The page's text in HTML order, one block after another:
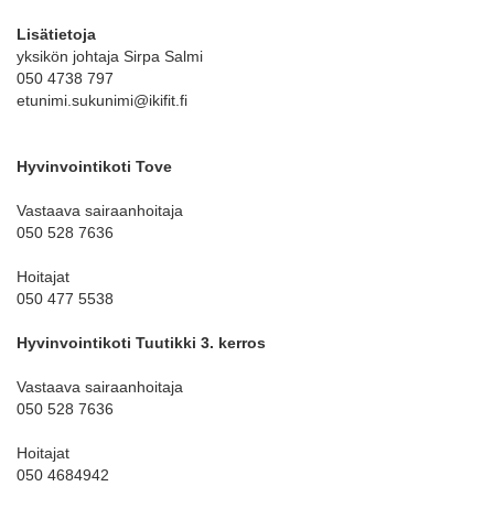
Lisätietoja
yksikön johtaja Sirpa Salmi
050 4738 797
etunimi.sukunimi@ikifit.fi
Hyvinvointikoti Tove
Vastaava sairaanhoitaja
050 528 7636
Hoitajat
050 477 5538
Hyvinvointikoti Tuutikki 3. kerros
Vastaava sairaanhoitaja
050 528 7636
Hoitajat
050 4684942